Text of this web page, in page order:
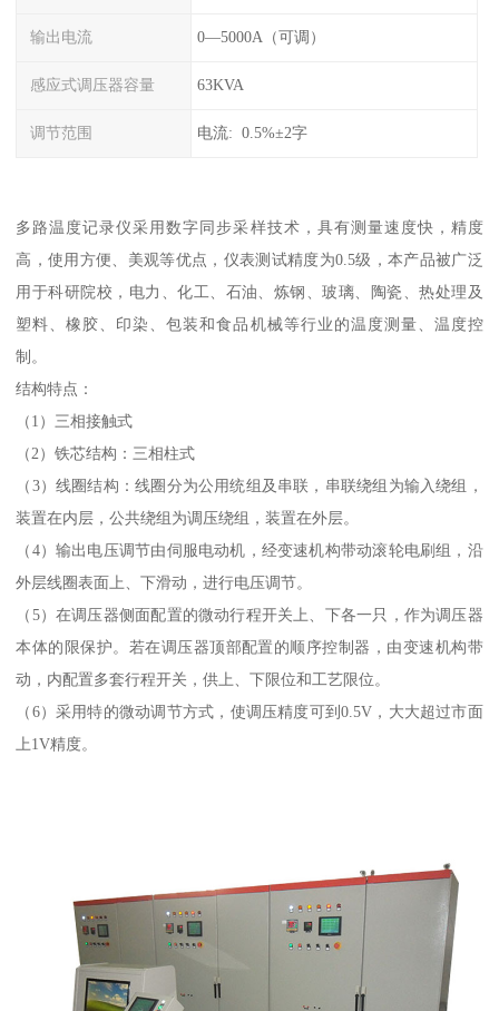
输出电流 0—5000A（可调）
感应式调压器容量 63KVA
调节范围 电流: 0.5%±2字
多路温度记录仪采用数字同步采样技术，具有测量速度快，精度
高，使用方便、美观等优点，仪表测试精度为0.5级，本产品被广泛
用于科研院校，电力、化工、石油、炼钢、玻璃、陶瓷、热处理及
塑料、橡胶、印染、包装和食品机械等行业的温度测量、温度控
制。
结构特点：
（1）三相接触式
（2）铁芯结构：三相柱式
（3）线圈结构：线圈分为公用统组及串联，串联绕组为输入绕组，
装置在内层，公共绕组为调压绕组，装置在外层。
（4）输出电压调节由伺服电动机，经变速机构带动滚轮电刷组，沿
外层线圈表面上、下滑动，进行电压调节。
（5）在调压器侧面配置的微动行程开关上、下各一只，作为调压器
本体的限保护。若在调压器顶部配置的顺序控制器，由变速机构带
动，内配置多套行程开关，供上、下限位和工艺限位。
（6）采用特的微动调节方式，使调压精度可到0.5V，大大超过市面
上1V精度。